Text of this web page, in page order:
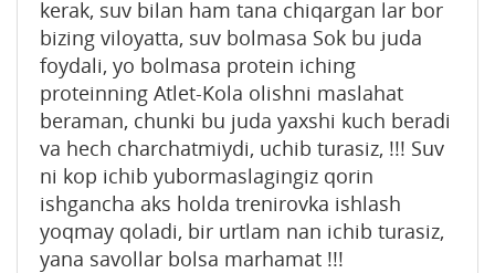
kerak, suv bilan ham tana chiqargan lar bor
bizing viloyatta, suv bolmasa Sok bu juda
foydali, yo bolmasa protein iching
proteinning Atlet-Kola olishni maslahat
beraman, chunki bu juda yaxshi kuch beradi
va hech charchatmiydi, uchib turasiz, !!! Suv
ni kop ichib yubormaslagingiz qorin
ishgancha aks holda trenirovka ishlash
yoqmay qoladi, bir urtlam nan ichib turasiz,
yana savollar bolsa marhamat !!!